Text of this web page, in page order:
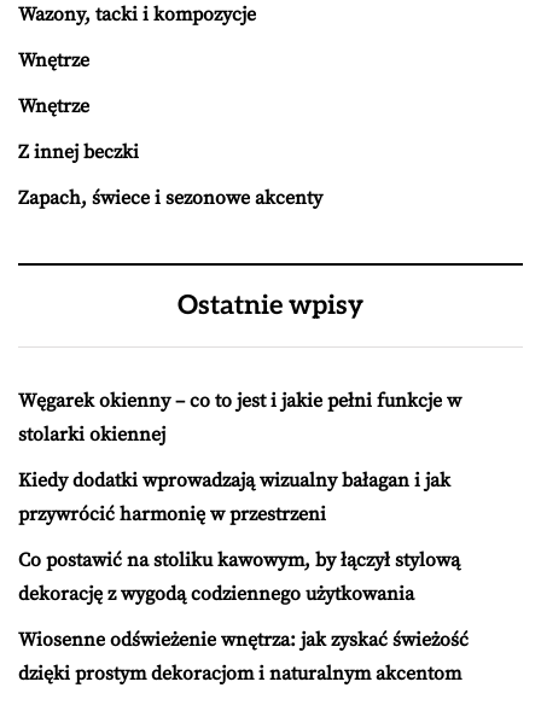
Wazony, tacki i kompozycje
Wnętrze
Wnętrze
Z innej beczki
Zapach, świece i sezonowe akcenty
Ostatnie wpisy
Węgarek okienny – co to jest i jakie pełni funkcje w
stolarki okiennej
Kiedy dodatki wprowadzają wizualny bałagan i jak
przywrócić harmonię w przestrzeni
Co postawić na stoliku kawowym, by łączył stylową
dekorację z wygodą codziennego użytkowania
Wiosenne odświeżenie wnętrza: jak zyskać świeżość
dzięki prostym dekoracjom i naturalnym akcentom